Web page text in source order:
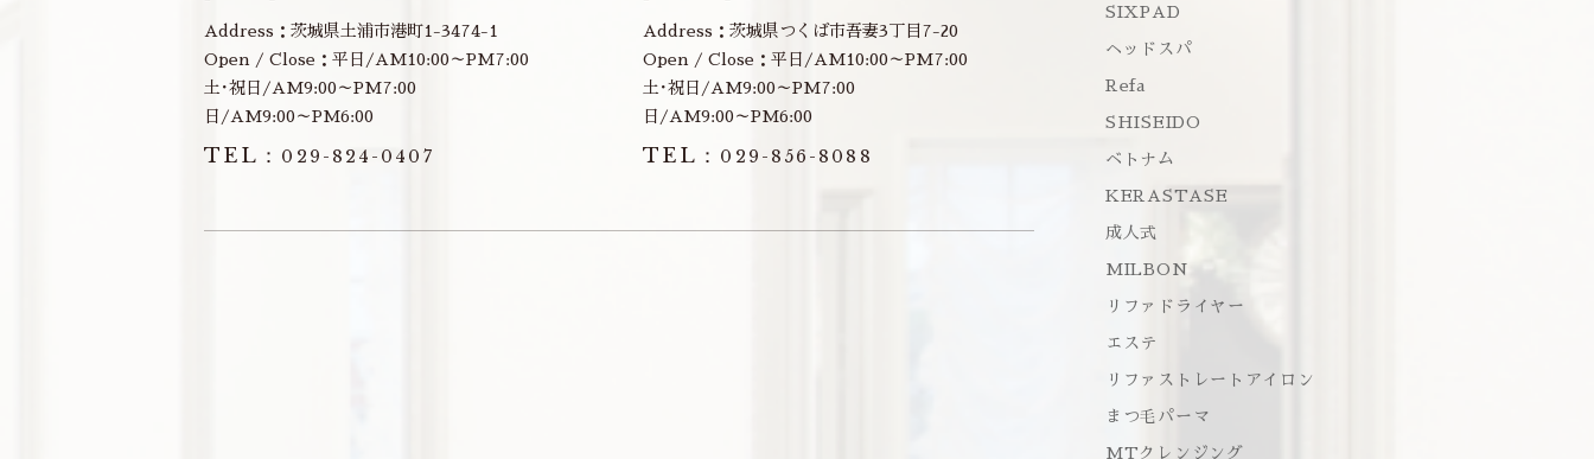
Address：茨城県土浦市港町1-3474-1
Open / Close：平日/AM10:00～PM7:00
土･祝日/AM9:00～PM7:00
日/AM9:00～PM6:00
TEL： 029-824-0407
Address：茨城県つくば市吾妻3丁目7-20
Open / Close：平日/AM10:00～PM7:00
土･祝日/AM9:00～PM7:00
日/AM9:00～PM6:00
TEL： 029-856-8088
SIXPAD
ヘッドスパ
Refa
SHISEIDO
ベトナム
KERASTASE
成人式
MILBON
リファドライヤー
エステ
リファストレートアイロン
まつ毛パーマ
MTクレンジング